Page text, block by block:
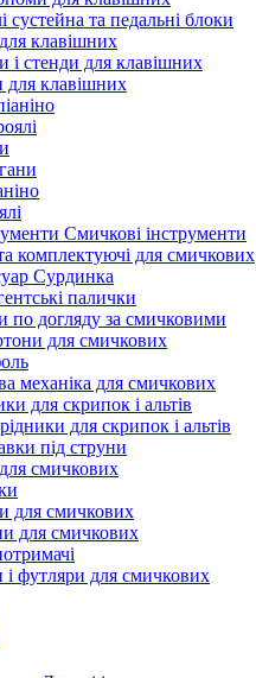
сустейна та педальні блоки
клавішних
і стенди для клавішних
для клавішних
Смичкові інструменти
комплектуючі для смичкових
Сурдинка
палички
по догляду за смичковими
для смичкових
механіка для смичкових
для скрипок і альтів
для скрипок і альтів
під струни
смичкових
для смичкових
для смичкових
і футляри для смичкових